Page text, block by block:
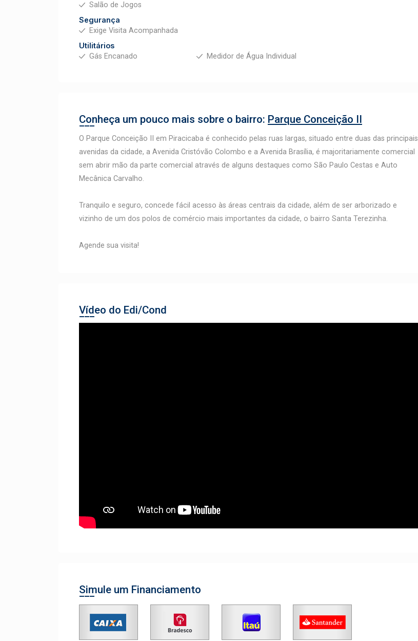
Salão de Jogos
Segurança
Exige Visita Acompanhada
Utilitários
Gás Encanado
Medidor de Água Individual
Conheça um pouco mais sobre o bairro: Parque Conceição II
O Parque Conceição II em Piracicaba é conhecido pelas ruas largas, situado entre duas das principais
avenidas da cidade, a Avenida Cristóvão Colombo e a Avenida Brasília, é majoritariamente comercial
sem abrir mão da parte comercial através de alguns destaques como São Paulo Cestas e Auto
Mecânica Carvalho.
Tranquilo e seguro, concede fácil acesso às áreas centrais da cidade, além de ser arborizado e
vizinho de um dos polos de comércio mais importantes da cidade, o bairro Santa Terezinha.
Agende sua visita!
Vídeo do Edi/Cond
Simule um Financiamento